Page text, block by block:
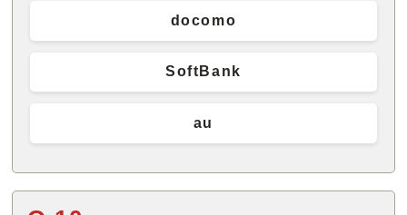
docomo
SoftBank
au